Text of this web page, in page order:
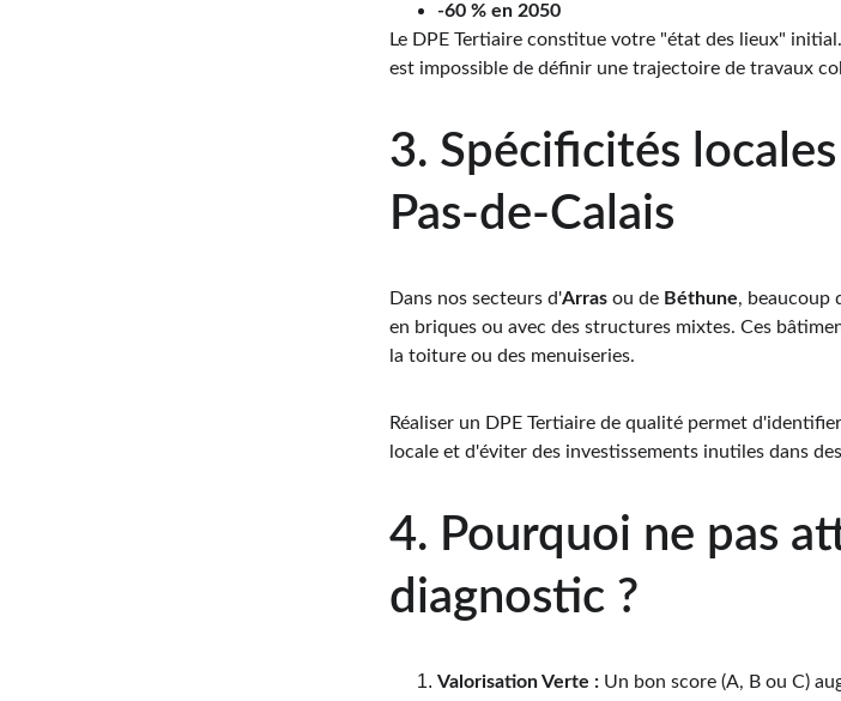
-60 % en 2050
Le DPE Tertiaire constitue votre "état des lieux"
est impossible de définir une trajectoire de travaux
3. Spécificités
Pas-de-Calais
Dans nos secteurs d'Arras ou de Béthune, beaucoup
en briques ou avec des structures mixtes. Ces
la toiture ou des menuiseries.
Réaliser un DPE Tertiaire de qualité permet
locale et d'éviter des investissements inutiles dans
4. Pourquoi ne pas
diagnostic ?
Valorisation Verte : Un bon score (A, B ou C)